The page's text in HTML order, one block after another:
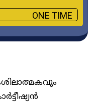
ONE TIME